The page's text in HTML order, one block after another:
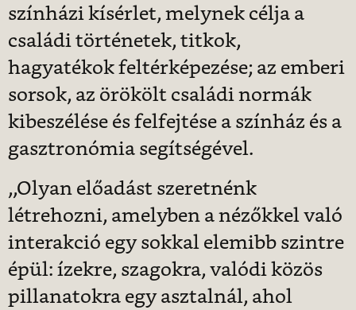
színházi kísérlet, melynek célja a
családi történetek, titkok,
hagyatékok feltérképezése; az emberi
sorsok, az örökölt családi normák
kibeszélése és felfejtése a színház és a
gasztronómia segítségével.
,,Olyan előadást szeretnénk
létrehozni, amelyben a nézőkkel való
interakció egy sokkal elemibb szintre
épül: ízekre, szagokra, valódi közös
pillanatokra egy asztalnál, ahol